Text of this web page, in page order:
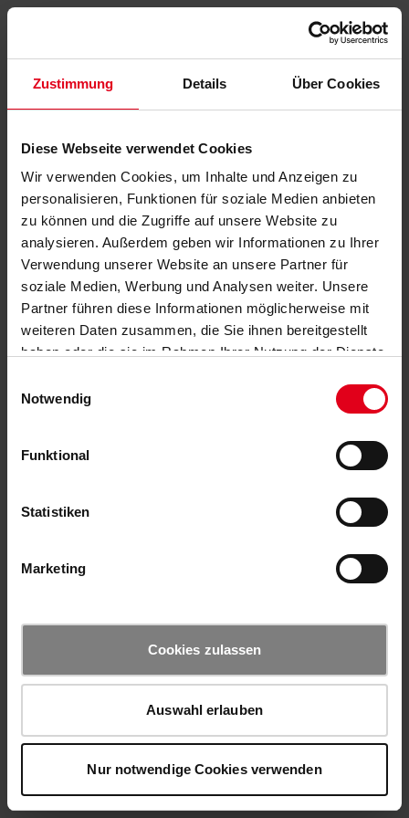
Zustimmung Details Über Cookies
Diese Webseite verwendet Cookies
Wir verwenden Cookies, um Inhalte und Anzeigen zu
personalisieren, Funktionen für soziale Medien anbieten
zu können und die Zugriffe auf unsere Website zu
analysieren. Außerdem geben wir Informationen zu Ihrer
Verwendung unserer Website an unsere Partner für
soziale Medien, Werbung und Analysen weiter. Unsere
Partner führen diese Informationen möglicherweise mit
weiteren Daten zusammen, die Sie ihnen bereitgestellt
haben oder die sie im Rahmen Ihrer Nutzung der Dienste
Notwendig
Funktional
Statistiken
Marketing
Cookies zulassen
Auswahl erlauben
Nur notwendige Cookies verwenden